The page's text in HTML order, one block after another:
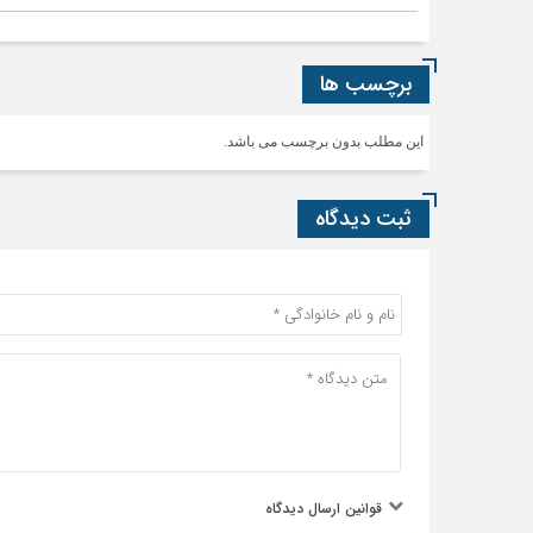
برچسب ها
این مطلب بدون برچسب می باشد.
ثبت دیدگاه
قوانین ارسال دیدگاه